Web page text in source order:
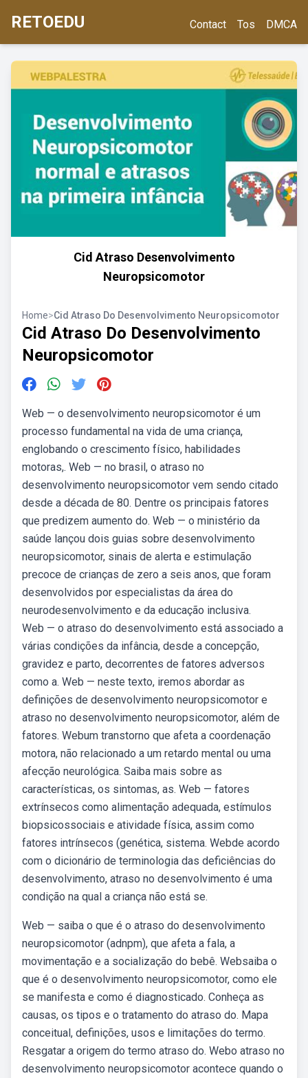
RETOEDU Contact Tos DMCA
Cid Atraso Desenvolvimento
Neuropsicomotor
Home>Cid Atraso Do Desenvolvimento Neuropsicomotor
Cid Atraso Do Desenvolvimento
Neuropsicomotor
Web — o desenvolvimento neuropsicomotor é um
processo fundamental na vida de uma criança,
englobando o crescimento físico, habilidades
motoras,. Web — no brasil, o atraso no
desenvolvimento neuropsicomotor vem sendo citado
desde a década de 80. Dentre os principais fatores
que predizem aumento do. Web — o ministério da
saúde lançou dois guias sobre desenvolvimento
neuropsicomotor, sinais de alerta e estimulação
precoce de crianças de zero a seis anos, que foram
desenvolvidos por especialistas da área do
neurodesenvolvimento e da educação inclusiva.
Web — o atraso do desenvolvimento está associado a
várias condições da infância, desde a concepção,
gravidez e parto, decorrentes de fatores adversos
como a. Web — neste texto, iremos abordar as
definições de desenvolvimento neuropsicomotor e
atraso no desenvolvimento neuropsicomotor, além de
fatores. Webum transtorno que afeta a coordenação
motora, não relacionado a um retardo mental ou uma
afecção neurológica. Saiba mais sobre as
características, os sintomas, as. Web — fatores
extrínsecos como alimentação adequada, estímulos
biopsicossociais e atividade física, assim como
fatores intrínsecos (genética, sistema. Webde acordo
com o dicionário de terminologia das deficiências do
desenvolvimento, atraso no desenvolvimento é uma
condição na qual a criança não está se.
Web — saiba o que é o atraso do desenvolvimento
neuropsicomotor (adnpm), que afeta a fala, a
movimentação e a socialização do bebê. Websaiba o
que é o desenvolvimento neuropsicomotor, como ele
se manifesta e como é diagnosticado. Conheça as
causas, os tipos e o tratamento do atraso do. Mapa
conceitual, definições, usos e limitações do termo.
Resgatar a origem do termo atraso do. Webo atraso no
desenvolvimento neuropsicomotor acontece quando o